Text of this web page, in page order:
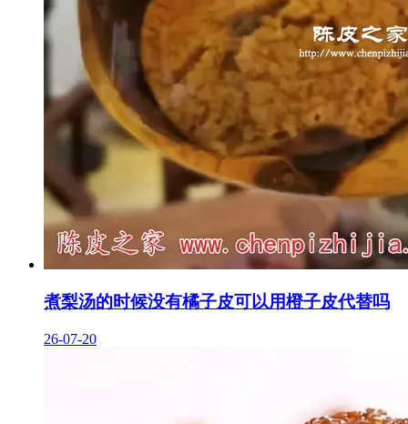
煮梨汤的时候没有橘子皮可以用橙子皮代替吗
26-07-20